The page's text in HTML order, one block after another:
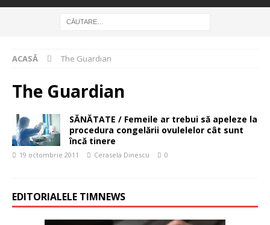
ACASĂ The Guardian
The Guardian
SĂNĂTATE / Femeile ar trebui să apeleze la
procedura congelării ovulelelor cât sunt
încă tinere
19 octombrie 2011 Cerasela Dinescu 0
EDITORIALELE TIMNEWS